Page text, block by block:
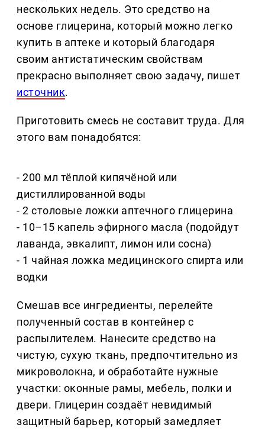
нескольких недель. Это средство на
основе глицерина, который можно легко
купить в аптеке и который благодаря
своим антистатическим свойствам
прекрасно выполняет свою задачу, пишет
источник.
Приготовить смесь не составит труда. Для
этого вам понадобятся:
- 200 мл тёплой кипячёной или
дистиллированной воды
- 2 столовые ложки аптечного глицерина
- 10–15 капель эфирного масла (подойдут
лаванда, эвкалипт, лимон или сосна)
- 1 чайная ложка медицинского спирта или
водки
Смешав все ингредиенты, перелейте
полученный состав в контейнер с
распылителем. Нанесите средство на
чистую, сухую ткань, предпочтительно из
микроволокна, и обработайте нужные
участки: оконные рамы, мебель, полки и
двери. Глицерин создаёт невидимый
защитный барьер, который замедляет